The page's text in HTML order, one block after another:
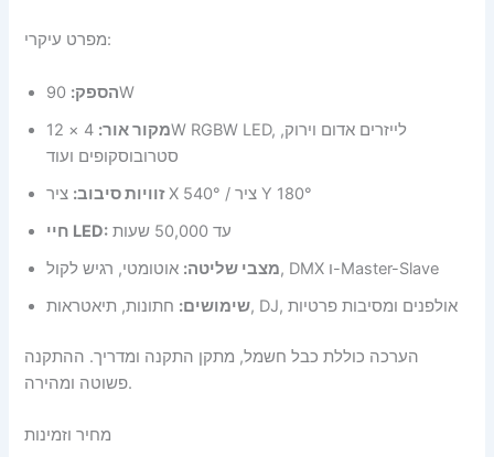
מפרט עיקרי:
הספק:90W
מקור אור:
4 × 12W RGBW LED, לייזרים אדום וירוק,
סטרובוסקופים ועוד
זוויות סיבוב:
ציר X 540° / ציר Y 180°
חיי LED:
עד 50,000 שעות
מצבי שליטה:
אוטומטי, רגיש לקול, DMX ו-Master-Slave
שימושים:
חתונות, תיאטראות, DJ, אולפנים ומסיבות פרטיות
הערכה כוללת כבל חשמל, מתקן התקנה ומדריך. ההתקנה
פשוטה ומהירה.
מחיר וזמינות